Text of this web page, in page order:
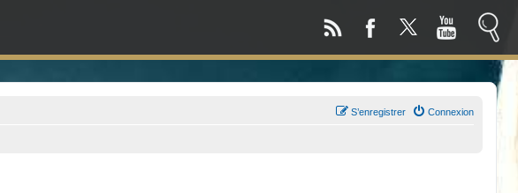
Connexion
S’enregistrer